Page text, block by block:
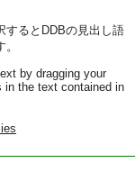
するとDDBの見出し語
by dragging your
in the text contained in